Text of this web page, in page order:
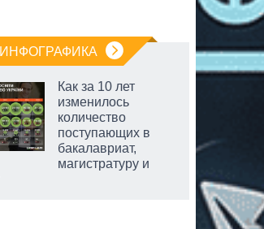
ИНФОГРАФИКА
Как за 10 лет
изменилось
количество
поступающих в
бакалавриат,
магистратуру и